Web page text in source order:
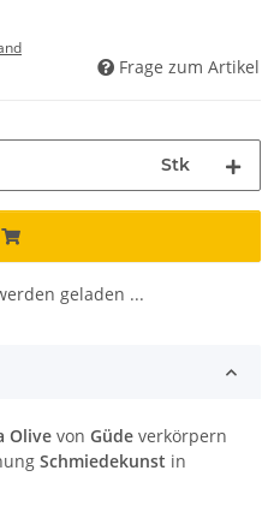
Frage zum Artikel
Stk
geladen ...
Olive von Güde verkörpern
Schmiedekunst in